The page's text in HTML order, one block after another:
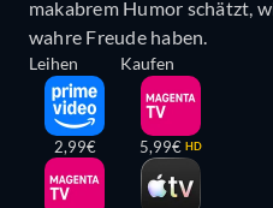
makabrem Humor schätzt,
wahre Freude haben.
Leihen
2,99€
Kaufen
5,99€ HD